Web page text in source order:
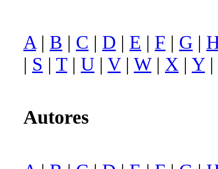
A | B | C | D | E | F | G |
| S | T| U | V| W| X | Y|
Autores